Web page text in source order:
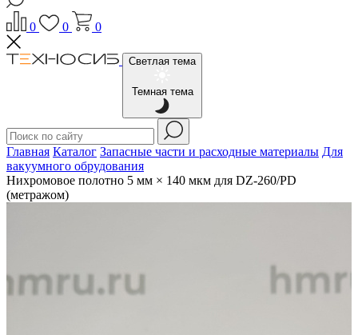
0 0 0
Светлая тема
Темная тема
Главная Каталог Запасные части и расходные материалы Для
вакуумного обрудования
Нихромовое полотно 5 мм × 140 мкм для DZ-260/PD
(метражом)